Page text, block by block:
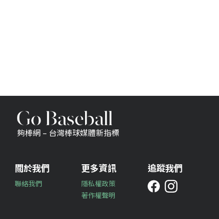
夠棒網 – 台灣棒球媒體新指標
關於我們
聯絡我們
更多資訊
隱私權政策
著作權聲明
追蹤我們